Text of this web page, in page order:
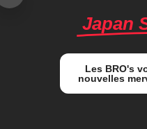
Japan
Les BRO's
nouvelles